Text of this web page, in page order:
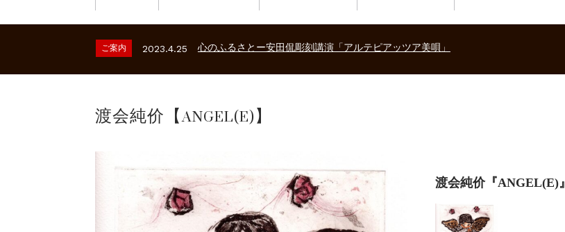
2026.2.17 砂澤ビッキ展 －砂澤ビッキの生きた時代－
ご案内 2023.2.25 ギャラリーシーズ「秋の美術散歩 京都・大阪 ～二都物語～」
2023.2.25
渡会純价【ANGEL(E)】
渡会純价『ANGEL(E)』